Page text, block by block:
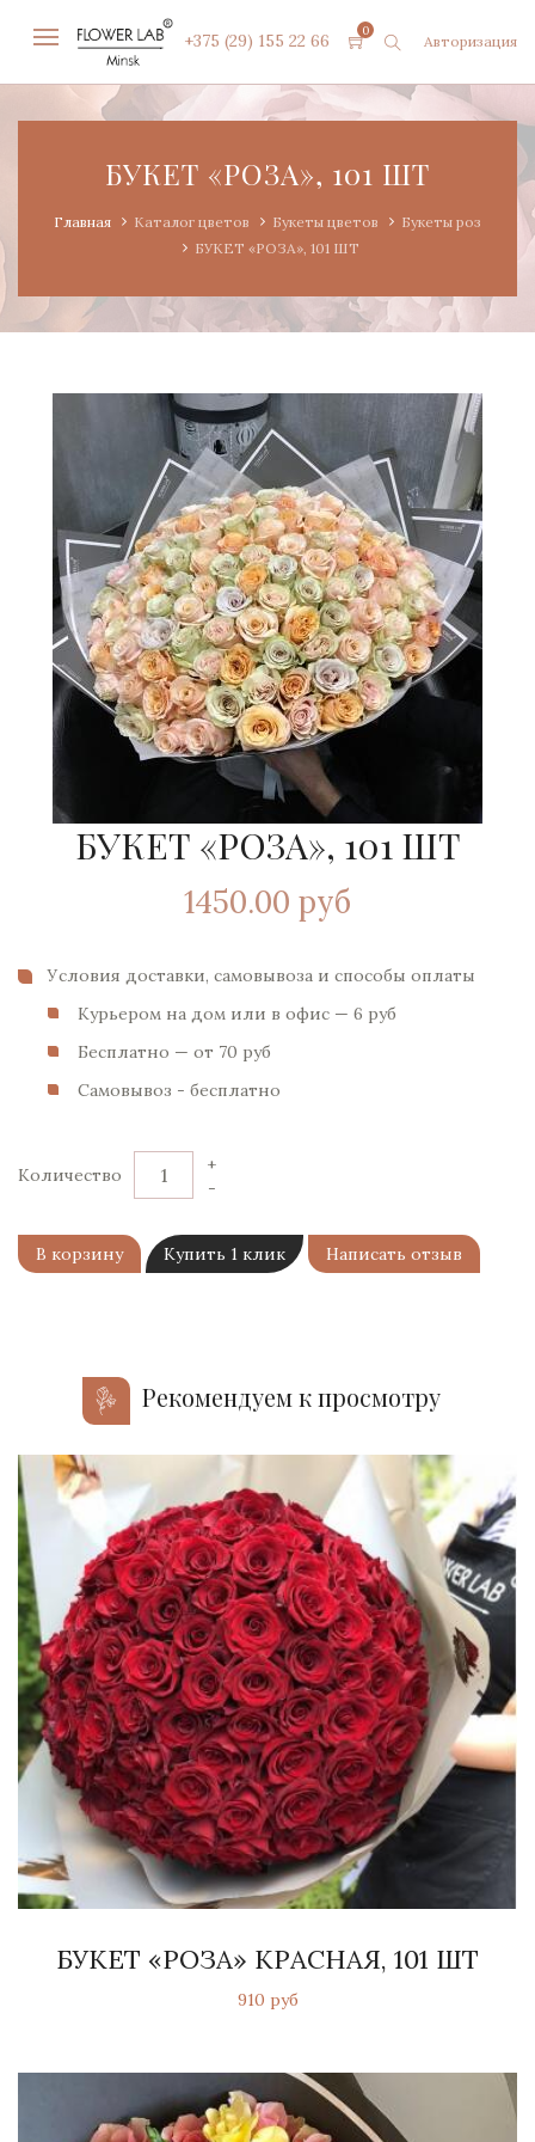
+375 (29) 155 22 66 0
Авторизация
БУКЕТ «РОЗА», 101 ШТ
Главная Каталог цветов Букеты цветов
Букеты роз
БУКЕТ «РОЗА», 101 ШТ
БУКЕТ «РОЗА», 101 ШТ
1450.00 руб
Условия доставки, самовывоза и способы оплаты
Курьером на дом или в офис — 6 pуб
Бесплатно — от 70 pуб
Самовывоз - бесплатно
Количество
-
+
В корзину Купить 1 клик Написать отзыв
Рекомендуем к просмотру
БУКЕТ «РОЗА» КРАСНАЯ, 101 ШТ
910 руб